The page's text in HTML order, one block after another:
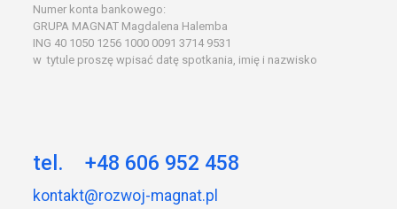
Numer konta bankowego:
GRUPA MAGNAT Magdalena Halemba
ING 40 1050 1256 1000 0091 3714 9531
w tytule proszę wpisać datę spotkania, imię i nazwisko
tel. +48 606 952 458
kontakt@rozwoj-magnat.pl